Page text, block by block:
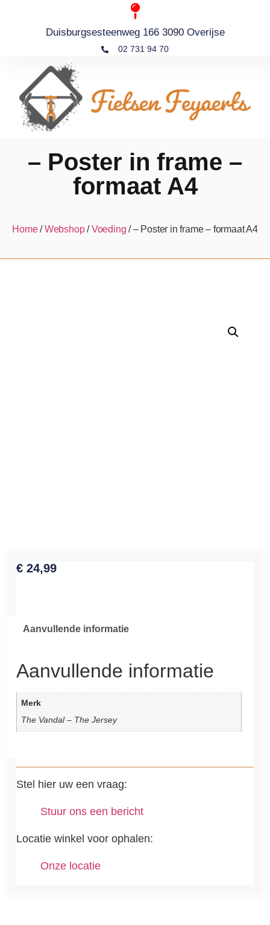
Duisburgsesteenweg 166 3090 Overijse
02 731 94 70
– Poster in frame –
formaat A4
Home/Webshop/Voeding / – Poster in frame – formaat A4
€24,99
Aanvullende informatie
Aanvullende informatie
Merk
The Vandal – The Jersey
Stel hier uw een vraag:
Stuur ons een bericht
Locatie winkel voor ophalen:
Onze locatie